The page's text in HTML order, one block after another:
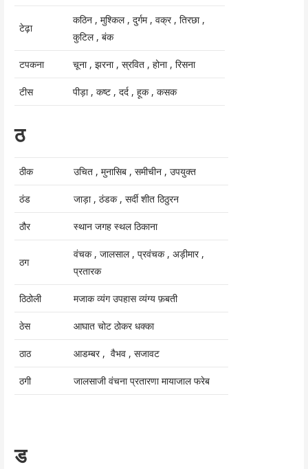
टेढ़ा
कठिन , मुश्किल , दुर्गम , वक्र , तिरछा ,
कुटिल , बंक
टपकना चूना , झरना , स्रवित , होना , रिसना
टीस पीड़ा , कष्ट , दर्द , हूक , कसक
ठ
ठीक उचित , मुनासिब , समीचीन , उपयुक्त
ठंड जाड़ा , ठंडक , सर्दी शीत ठिठुरन
ठौर स्थान जगह स्थल ठिकाना
ठग
वंचक , जालसाल , प्रवंचक , अड़ीमार ,
प्रतारक
ठिठोली मजाक व्यंग उपहास व्यंग्य फ़बती
ठेस आघात चोट ठोकर धक्का
ठाठ आडम्बर , वैभव , सजावट
ठगी जालसाजी वंचना प्रतारणा मायाजाल फरेब
ड